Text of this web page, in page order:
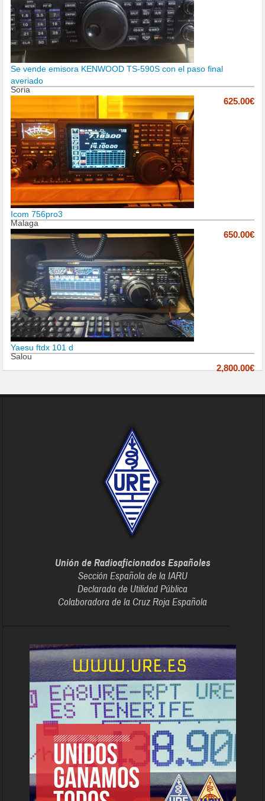
Se vende emisora KENWOOD TS-590S con el paso final
averiado
Soria
625.00€
Icom 756pro3
Malaga
650.00€
Yaesu ftdx 101 d
Salou
2,800.00€
Unión de Radioaficionados Españoles
Sección Española de la IARU
Declarada de Utilidad Pública
Colaboradora de la Cruz Roja Española